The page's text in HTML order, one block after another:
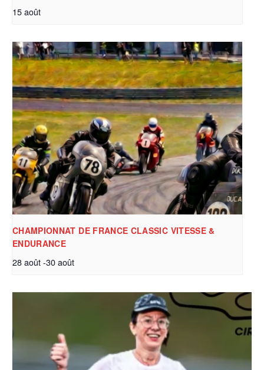
15 août
CHAMPIONNAT DE FRANCE CLASSIC VITESSE &
ENDURANCE
28 août-30 août